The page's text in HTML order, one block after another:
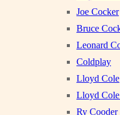
Joe Cocker
Bruce
Leonard
Coldplay
Lloyd Cole
Lloyd
Ry Cooder